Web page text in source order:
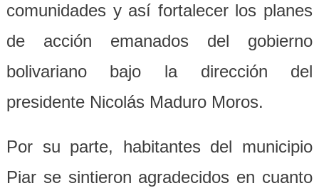
comunidades y así fortalecer los planes
de acción emanados del gobierno
bolivariano bajo la dirección del
presidente Nicolás Maduro Moros.
Por su parte, habitantes del municipio
Piar se sintieron agradecidos en cuanto